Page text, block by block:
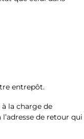
entrepôt.
la charge de
de retour qui